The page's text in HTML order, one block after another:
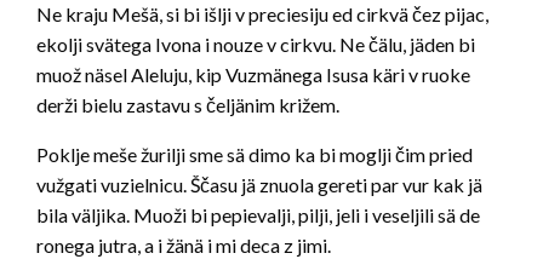
Ne kraju Mešä, si bi išlji v preciesiju ed cirkvä čez pijac,
ekolji svätega Ivona i nouze v cirkvu. Ne čälu, jäden bi
muož näsel Aleluju, kip Vuzmänega Isusa käri v ruoke
derži bielu zastavu s čeljänim križem.
Poklje meše žurilji sme sä dimo ka bi moglji čim pried
vužgati vuzielnicu. Ščasu jä znuola gereti par vur kak jä
bila väljika. Muoži bi pepievalji, pilji, jeli i veseljili sä de
ronega jutra, a i žänä i mi deca z jimi.